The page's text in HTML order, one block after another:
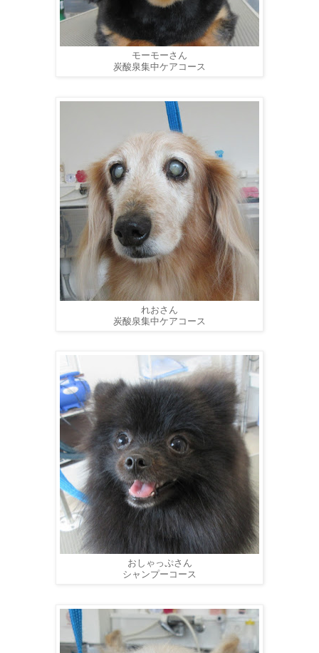
モーモーさん
炭酸泉集中ケアコース
れおさん
炭酸泉集中ケアコース
おしゃっぷさん
シャンプーコース